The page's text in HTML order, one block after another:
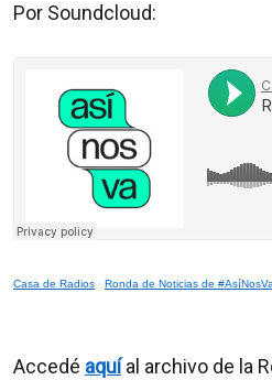
Por Soundcloud:
Casa de Radios · Ronda de Noticias de
Accedé aquíal archivo de la